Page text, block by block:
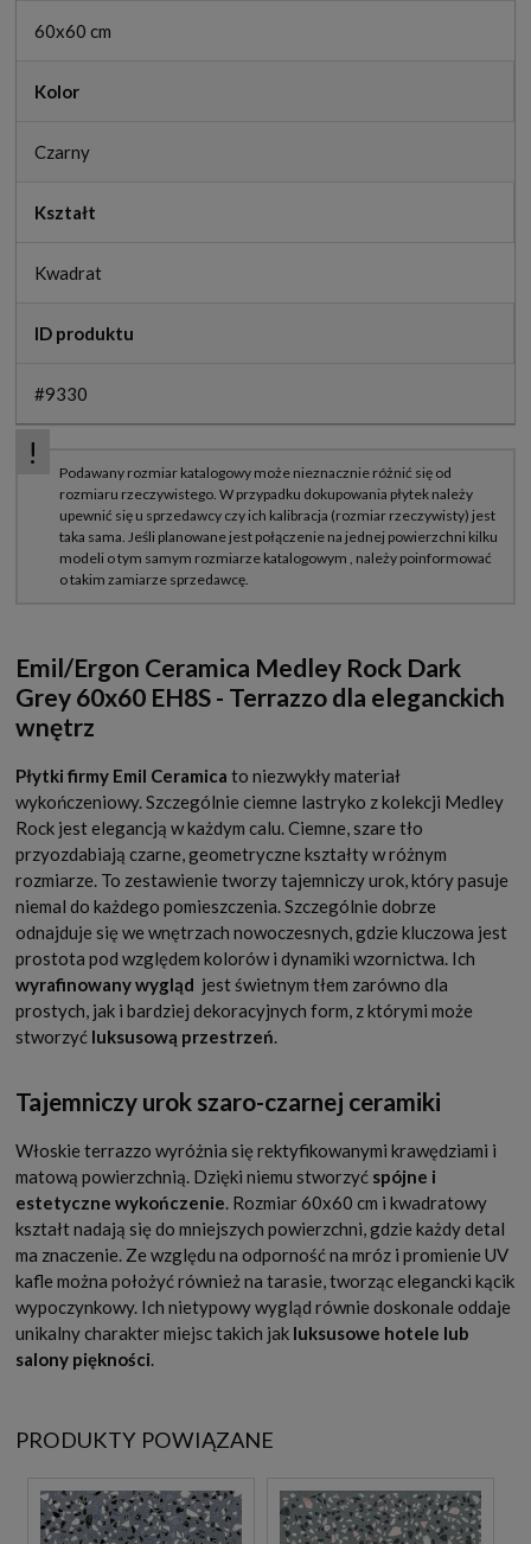
60x60 cm
Kolor
Czarny
Kształt
Kwadrat
ID produktu
#9330
Emil/Ergon Ceramica Medley Rock Dark
Grey 60x60 EH8S - Terrazzo dla eleganckich
wnętrz
Płytki firmy Emil Ceramica to niezwykły materiał
wykończeniowy. Szczególnie ciemne lastryko z kolekcji Medley
Rock jest elegancją w każdym calu. Ciemne, szare tło
przyozdabiają czarne, geometryczne kształty w różnym
rozmiarze. To zestawienie tworzy tajemniczy urok, który pasuje
niemal do każdego pomieszczenia. Szczególnie dobrze
odnajduje się we wnętrzach nowoczesnych, gdzie kluczowa jest
prostota pod względem kolorów i dynamiki wzornictwa. Ich
wyrafinowany wygląd jest świetnym tłem zarówno dla
prostych, jak i bardziej dekoracyjnych form, z którymi może
stworzyć luksusową przestrzeń.
Tajemniczy urok szaro-czarnej ceramiki
Włoskie terrazzo wyróżnia się rektyfikowanymi krawędziami i
matową powierzchnią. Dzięki niemu stworzyć spójne i
estetyczne wykończenie. Rozmiar 60x60 cm i kwadratowy
kształt nadają się do mniejszych powierzchni, gdzie każdy detal
ma znaczenie. Ze względu na odporność na mróz i promienie UV
kafle można położyć również na tarasie, tworząc elegancki kącik
wypoczynkowy. Ich nietypowy wygląd równie doskonale oddaje
unikalny charakter miejsc takich jak luksusowe hotele lub
salony piękności.
PRODUKTY POWIĄZANE